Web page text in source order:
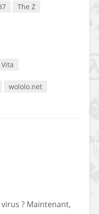
The Z
Vita
wololo.net
? Maintenant,